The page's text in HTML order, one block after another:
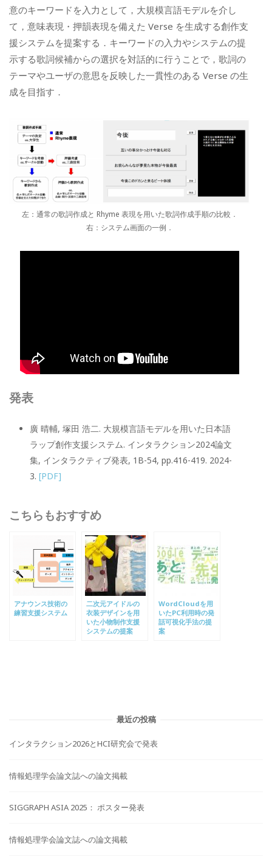
意のキーワードを入力として，大規模言語モデルを介し
て，意味表現・押韻表現を備えた Verse を生成する創作支
援システムを提案する．キーワードの入力やシステムの提
示する歌詞候補からの選択を対話的に行うことで，歌詞の
テーマやユーザの意思を反映した一貫性のある Verse の生
成を目指す．
左：通常の歌詞作成と Rhyme 表現を用いた歌詞作成手順の比較．
右：システム画面の一例．
発表
廣 晴輔, 塚田 浩二. 大規模言語モデルを用いた日本語
ラップ創作支援システム. インタラクション2024論文
集, インタラクティブ発表, 1B-54, pp.416-419. 2024-
3. [PDF]
こちらもおすすめ
アナウンス技術の
練習支援システム
二次元アイドルの
衣装デザインを用
いた小物制作支援
システムの提案
WordCloudを用
いたPC利用時の発
話可視化手法の提
案
最近の投稿
インタラクション2026とHCI研究会で発表
情報処理学会論文誌への論文掲載
SIGGRAPH ASIA 2025： ポスター発表
情報処理学会論文誌への論文掲載